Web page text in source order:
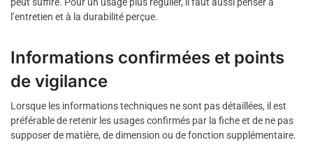
l’entretien et à la durabilité perçue.
Informations confirmées et points
de vigilance
Lorsque les informations techniques ne sont pas détaillées, il est
préférable de retenir les usages confirmés par la fiche et de ne pas
supposer de matière, de dimension ou de fonction supplémentaire.